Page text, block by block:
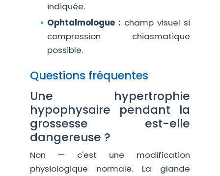
indiquée.
Ophtalmologue : champ visuel si
compression chiasmatique
possible.
Questions fréquentes
Une hypertrophie
hypophysaire pendant la
grossesse est-elle
dangereuse ?
Non — c'est une modification
physiologique normale. La glande